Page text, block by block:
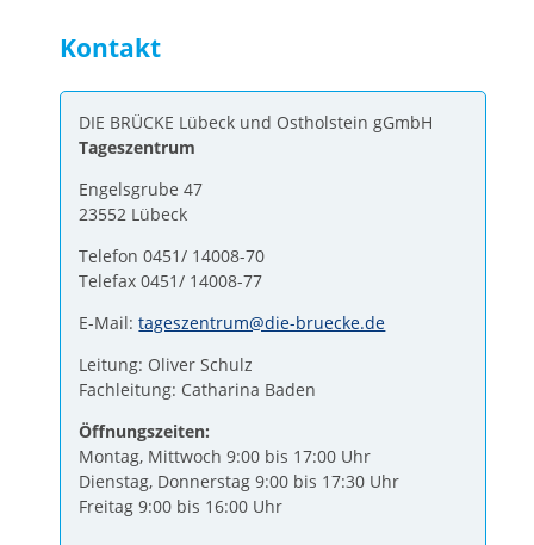
Kontakt
DIE BRÜCKE Lübeck und Ostholstein gGmbH
Tageszentrum
Engelsgrube 47
23552 Lübeck
Telefon 0451/ 14008-70
Telefax 0451/ 14008-77
E-Mail:tageszentrum@die-bruecke.de
Leitung: Oliver Schulz
Fachleitung: Catharina Baden
Öffnungszeiten:
Montag, Mittwoch 9:00 bis 17:00 Uhr
Dienstag, Donnerstag 9:00 bis 17:30 Uhr
Freitag 9:00 bis 16:00 Uhr